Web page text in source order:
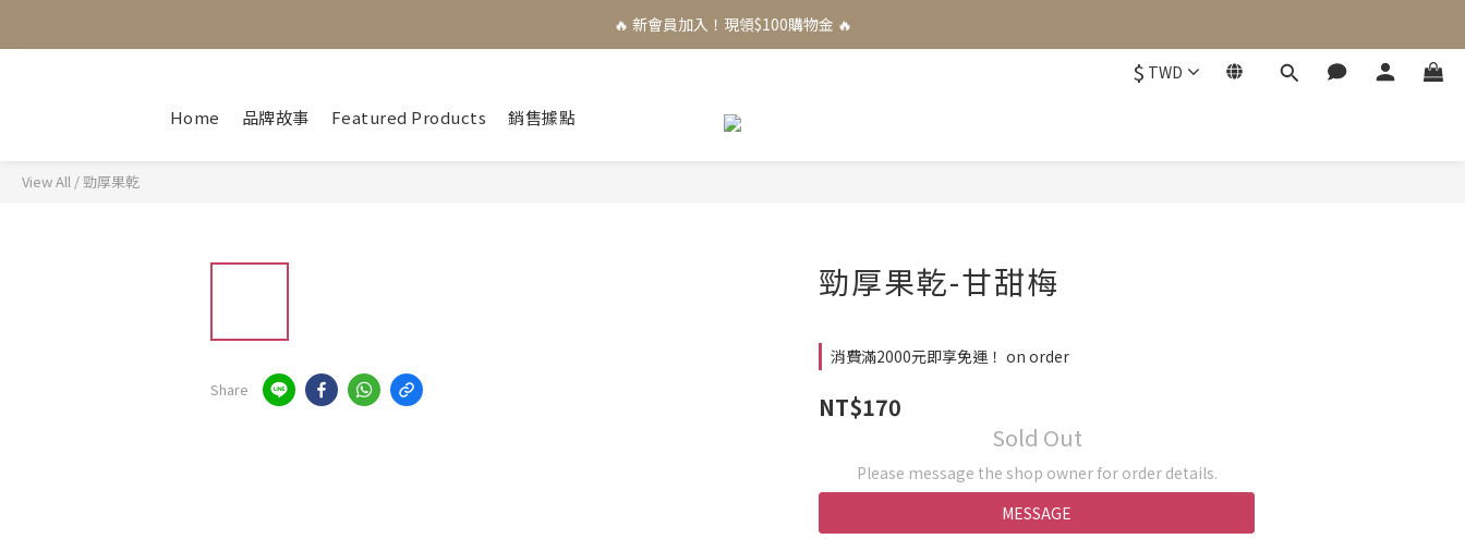
🔥 新會員加入！現領$100購物金 🔥
$ TWD
Home 品牌故事 Featured Products 銷售據點
View All /勁厚果乾
Share
勁厚果乾-甘甜梅
消費滿2000元即享免運！ on order
NT$170
Sold Out
Please message the shop owner for order details.
MESSAGE